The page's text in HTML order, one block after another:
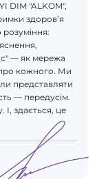
DIM "ALKOM",
здоров’я
— як мережа
про кожного. Ми
представляти
— передусім.
І, здається, це